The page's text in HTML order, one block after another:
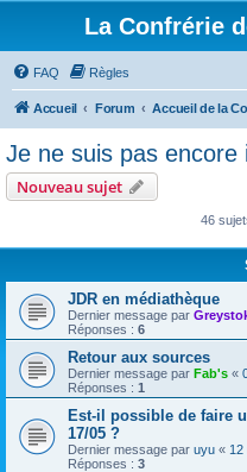
La Confrérie
FAQ Règles
Accueil Forum Accueil de la
Je ne suis pas encore
Nouveau sujet
46
JDR en médiathèque
Dernier message par
Réponses : 6
Retour aux sources
Dernier message par Fab's «
Réponses : 1
Est-il possible de faire
17/05 ?
Dernier message par uyu « 12
Réponses : 3